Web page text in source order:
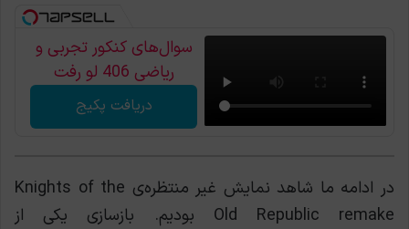
سوال‌های کنکور تجربی و
ریاضی 406 لو رفت
دریافت پکیج
در ادامه ما شاهد نمایش غیر منتظره‌ی Knights of the
Old Republic remake بودیم. بازسازی یکی از